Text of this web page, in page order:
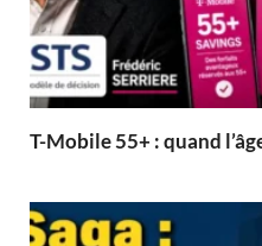
T-Mobile 55+ : quand